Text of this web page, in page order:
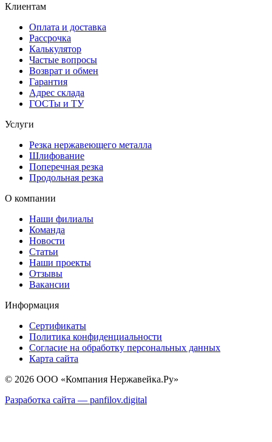
Клиентам
Оплата и доставка
Рассрочка
Калькулятор
Частые вопросы
Возврат и обмен
Гарантия
Адрес склада
ГОСТы и ТУ
Услуги
Резка нержавеющего металла
Шлифование
Поперечная резка
Продольная резка
О компании
Наши филиалы
Команда
Новости
Статьи
Наши проекты
Отзывы
Вакансии
Информация
Сертификаты
Политика конфиденциальности
Согласие на обработку персональных данных
Карта сайта
© 2026 ООО «Компания Нержавейка.Ру»
Разработка сайта — panfilov.digital